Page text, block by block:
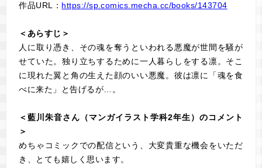
作品URL： https://sp.comics.mecha.cc/books/143704
＜あらすじ＞
人に取り憑き、その魂を奪うといわれる悪魔が世間を騒が
せていた。独り立ちするために一人暮らしをする凛。そこ
に現れた翼と角の生えた顔のいい悪魔。彼は凛に「魂を食
べに来た」と告げるが…。
＜藍川朱音さん（マンガイラスト学科2年生）のコメント
＞
めちゃコミックでの配信という、大変貴重な機会をいただ
き、とても嬉しく思います。